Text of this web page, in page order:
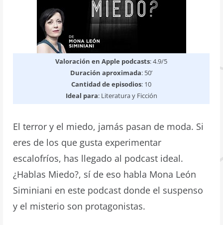
Valoración en Apple podcasts: 4.9/5
Duración aproximada: 50’
Cantidad de episodios: 10
Ideal para: Literatura y Ficción
El terror y el miedo, jamás pasan de moda. Si
eres de los que gusta experimentar
escalofríos, has llegado al podcast ideal.
¿Hablas Miedo?, sí de eso habla Mona León
Siminiani en este podcast donde el suspenso
y el misterio son protagonistas.